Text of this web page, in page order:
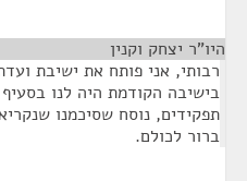
היו"ר יצחק וקנין
רבותי, אני פותח את ישיבת
תפקידים, נוסח שסיכמנו
ברור לכולם.